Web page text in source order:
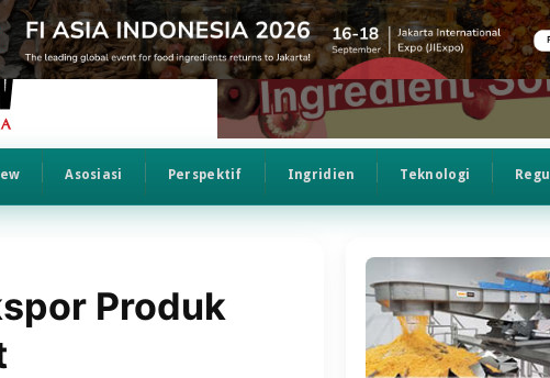
Asosiasi Perspektif Ingridien Teknologi
Produk